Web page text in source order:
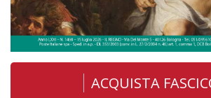
ACQUISTA